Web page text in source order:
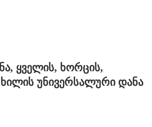
ყველის, ხორცის,
უნივერსალური დანა